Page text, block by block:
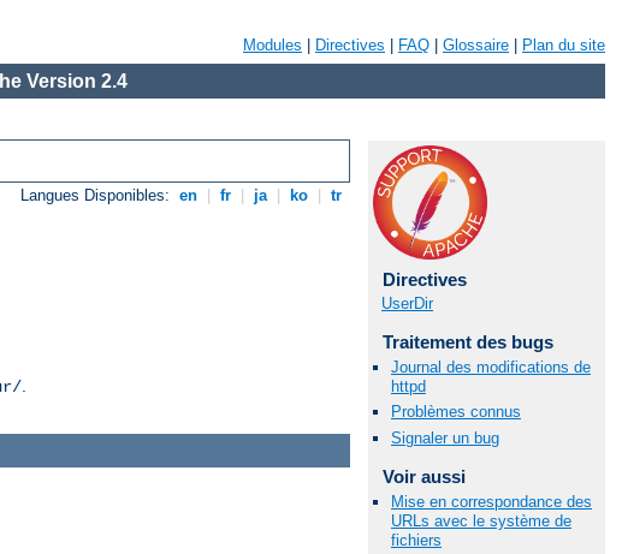
Modules Directives FAQ Glossaire Plan du site
Version 2.4
Langues Disponibles: en fr ja ko tr
.
Directives
UserDir
Traitement des bugs
Journal des modifications de
httpd
Problèmes connus
Signaler un bug
Voir aussi
Mise en correspondance des
URLs avec le système de
fichiers